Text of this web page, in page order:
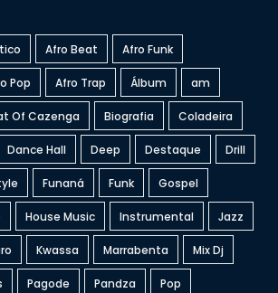
Afro Beat Afro Funk
Pop Afro Trap Álbum am
Of Cazenga Biografia Coladeira
Dance Hall Deep Destaque Drill
Funaná Funk Gospel
House Music Instrumental Jazz
Kwassa Marrabenta Mix Dj
Pagode Pandza Pop